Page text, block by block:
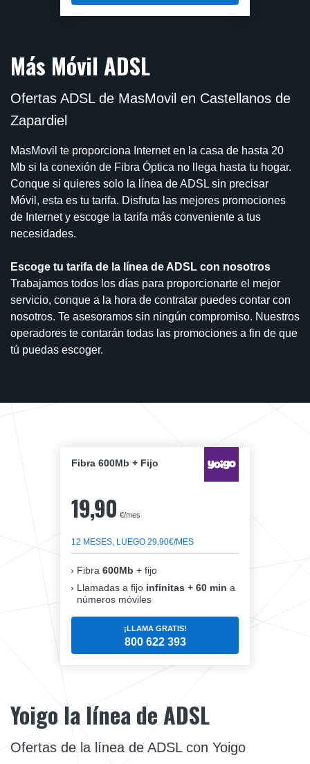
Más Móvil ADSL
Ofertas ADSL de MasMovil en Castellanos de
Zapardiel
MasMovil te proporciona Internet en la casa de hasta 20
Mb si la conexión de Fibra Óptica no llega hasta tu hogar.
Conque si quieres solo la línea de ADSL sin precisar
Móvil, esta es tu tarifa. Disfruta las mejores promociones
de Internet y escoge la tarifa más conveniente a tus
necesidades.
Escoge tu tarifa de la línea de ADSL con nosotros
Trabajamos todos los días para proporcionarte el mejor
servicio, conque a la hora de contratar puedes contar con
nosotros. Te asesoramos sin ningún compromiso. Nuestros
operadores te contarán todas las promociones a fin de que
tú puedas escoger.
Fibra 600Mb + Fijo
19,90 €/mes
12 MESES, LUEGO 29,90€/MES
Fibra 600Mb + fijo
Llamadas a fijo infinitas + 60 min a
números móviles
¡LLAMA GRATIS!
800 622 393
Yoigo la línea de ADSL
Ofertas de la línea de ADSL con Yoigo